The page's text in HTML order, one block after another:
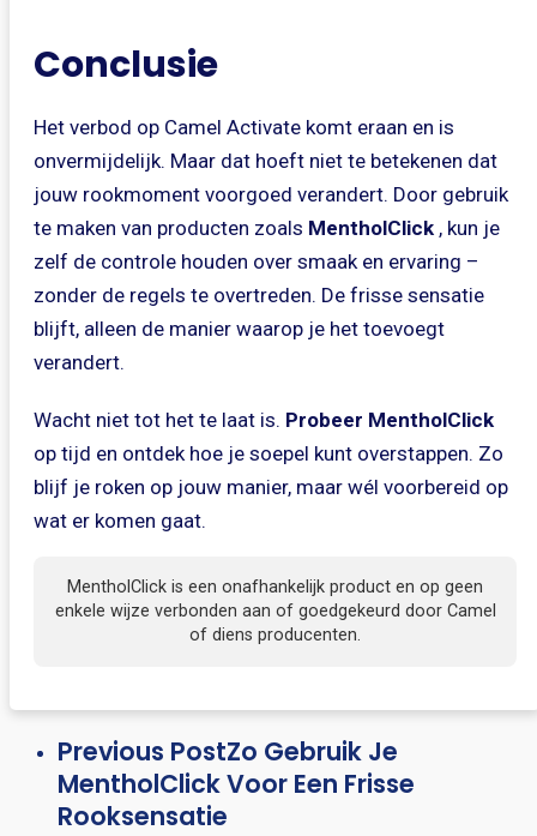
Conclusie
Het verbod op Camel Activate komt eraan en is
onvermijdelijk. Maar dat hoeft niet te betekenen dat
jouw rookmoment voorgoed verandert. Door gebruik
te maken van producten zoals MentholClick , kun je
zelf de controle houden over smaak en ervaring –
zonder de regels te overtreden. De frisse sensatie
blijft, alleen de manier waarop je het toevoegt
verandert.
Wacht niet tot het te laat is. Probeer MentholClick
op tijd en ontdek hoe je soepel kunt overstappen. Zo
blijf je roken op jouw manier, maar wél voorbereid op
wat er komen gaat.
MentholClick is een onafhankelijk product en op geen
enkele wijze verbonden aan of goedgekeurd door Camel
of diens producenten.
Previous PostZo Gebruik Je
MentholClick Voor Een Frisse
Rooksensatie